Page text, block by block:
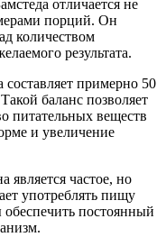
отличается не
порций. Он
количеством
результата.
примерно 50
баланс позволяет
питательных веществ
и увеличение
частое, но
употреблять пищу
постоянный